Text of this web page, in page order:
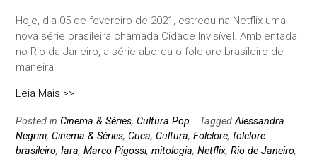
Hoje, dia 05 de fevereiro de 2021, estreou na Netflix uma
nova série brasileira chamada Cidade Invisível. Ambientada
no Rio da Janeiro, a série aborda o folclore brasileiro de
maneira
Leia Mais >>
Posted in Cinema & Séries, Cultura Pop Tagged Alessandra
Negrini, Cinema & Séries, Cuca, Cultura, Folclore, folclore
brasileiro, Iara, Marco Pigossi, mitologia, Netflix, Rio de Janeiro,